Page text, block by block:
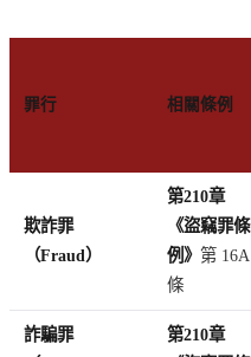
罪行 相關條例
欺詐罪
（Fraud）
第210章
《盜竊罪條
例》 第 16A
條
詐騙罪
第210章